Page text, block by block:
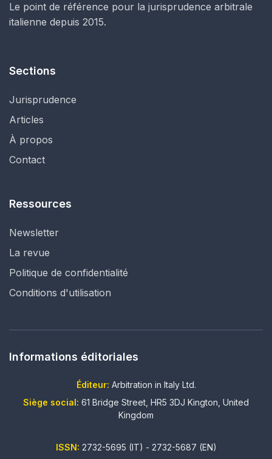
Le point de référence pour la jurisprudence arbitrale
italienne depuis 2015.
Sections
Jurisprudence
Articles
À propos
Contact
Ressources
Newsletter
La revue
Politique de confidentialité
Conditions d'utilisation
Informations éditoriales
Éditeur: Arbitration in Italy Ltd.
Siège social: 61 Bridge Street, HR5 3DJ Kington, United
Kingdom
ISSN: 2732-5695 (IT) - 2732-5687 (EN)